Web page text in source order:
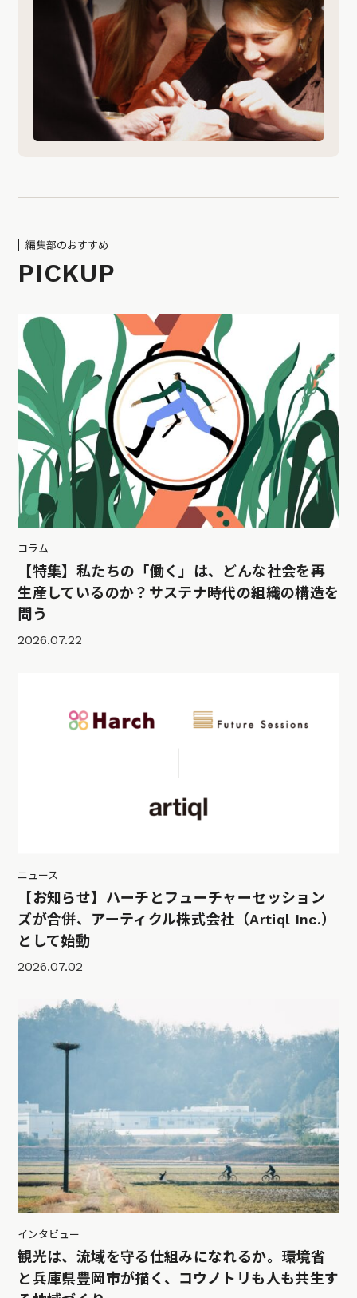
編集部のおすすめ
PICKUP
コラム
【特集】私たちの「働く」は、どんな社会を再
生産しているのか？サステナ時代の組織の構造を
問う
2026.07.22
ニュース
【お知らせ】ハーチとフューチャーセッション
ズが合併、アーティクル株式会社（Artiql Inc.）
として始動
2026.07.02
インタビュー
観光は、流域を守る仕組みになれるか。環境省
と兵庫県豊岡市が描く、コウノトリも人も共生す